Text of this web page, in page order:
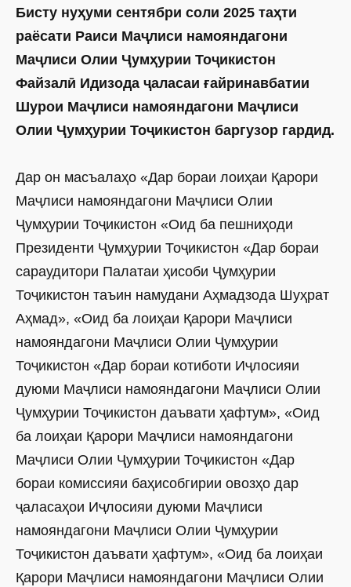
Бисту нуҳуми сентябри соли 2025 таҳти
раёсати Раиси Маҷлиси намояндагони
Маҷлиси Олии Ҷумҳурии Тоҷикистон
Файзалӣ Идизода ҷаласаи ғайринавбатии
Шурои Маҷлиси намояндагони Маҷлиси
Олии Ҷумҳурии Тоҷикистон баргузор гардид.
Дар он масъалаҳо «Дар бораи лоиҳаи Қарори
Маҷлиси намояндагони Маҷлиси Олии
Ҷумҳурии Тоҷикис­тон «Оид ба пешниҳоди
Президенти Ҷумҳурии Тоҷикистон «Дар бораи
сар­аудитори Палатаи ҳисоби Ҷумҳурии
Тоҷикистон таъин намудани Аҳмадзода Шуҳрат
Аҳмад», «Оид ба лоиҳаи Қарори Маҷлиси
намояндагони Маҷлиси Олии Ҷумҳурии
Тоҷикистон «Дар бораи котиботи Иҷлосияи
дуюми Маҷлиси намояндагони Маҷлиси Олии
Ҷумҳурии Тоҷикистон даъвати ҳафтум», «Оид
ба лоиҳаи Қарори Маҷлиси намояндагони
Маҷлиси Олии Ҷумҳурии Тоҷикистон «Дар
бораи комиссияи баҳисобгирии овозҳо дар
ҷаласаҳои Иҷлосияи дуюми Маҷлиси
намояндагони Маҷлиси Олии Ҷумҳурии
Тоҷикистон даъвати ҳафтум», «Оид ба лоиҳаи
Қарори Маҷлиси намояндагони Маҷлиси Олии